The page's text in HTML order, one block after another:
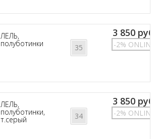
ЛЕЛЬ,
полуботинки 35
3 850 руб.
-2% ONLINE
ЛЕЛЬ,
полуботинки,
т.серый 34
3 850 руб.
-2% ONLINE